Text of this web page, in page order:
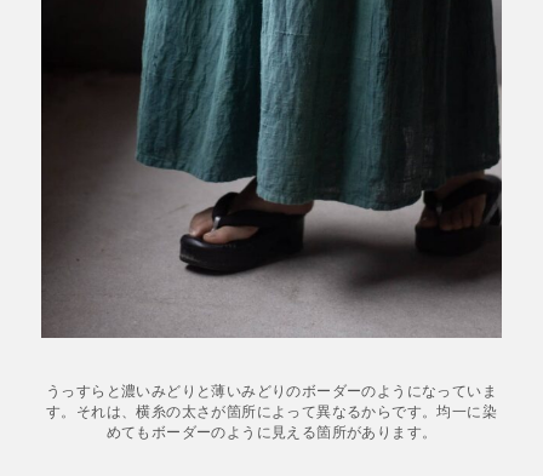
うっすらと濃いみどりと薄いみどりのボーダーのようになっていま
す。それは、横糸の太さが箇所によって異なるからです。均一に染
めてもボーダーのように見える箇所があります。